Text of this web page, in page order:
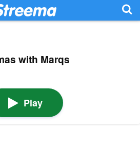
with Marqs
Play